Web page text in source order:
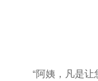
“阿姨，凡是